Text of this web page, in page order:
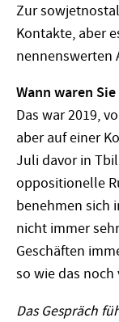
Zur
Kontakte, aber
nennenswerten
Wann waren
Das war 2019,
aber auf einer
Juli davor in
oppositionelle
benehmen sich
nicht immer
Geschäften
so wie das
Das Gespräch